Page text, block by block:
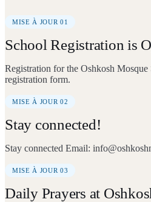
MISE À JOUR 01
School Registration is
Registration for the Oshkosh
registration form.
MISE À JOUR 02
Stay connected!
Stay connected Email:
MISE À JOUR 03
Daily Prayers at